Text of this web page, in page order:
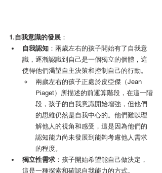
1.自我意識的發展 ：
自我認知 ：兩歲左右的孩子開始有了自我意
識，逐漸認識到自己是一個獨立的個體，這
使得他們渴望自主決策和控制自己的行動。
兩歲左右的孩子正處於皮亞傑（Jean
Piaget）所描述的前運算階段，在這一階
段，孩子的自我意識開始增強，但他們
的思維仍然是自我中心的。他們難以理
解他人的視角和感受，這是因為他們的
認知能力尚未發展到能夠考慮他人需求
的程度。
獨立性需求 ：孩子開始希望能自己做決定，
這是一種探索和確認自我能力的方式。